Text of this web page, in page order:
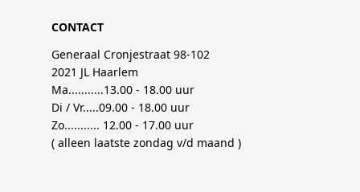
CONTACT
Generaal Cronjestraat 98-102
2021 JL Haarlem
Ma...........13.00 - 18.00 uur
Di / Vr.....09.00 - 18.00 uur
Zo........... 12.00 - 17.00 uur
( alleen laatste zondag v/d maand )